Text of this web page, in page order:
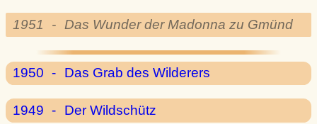
1951 - Das Wunder der Madonna zu Gmünd
1950 - Das Grab des Wilderers
1949 - Der Wildschütz